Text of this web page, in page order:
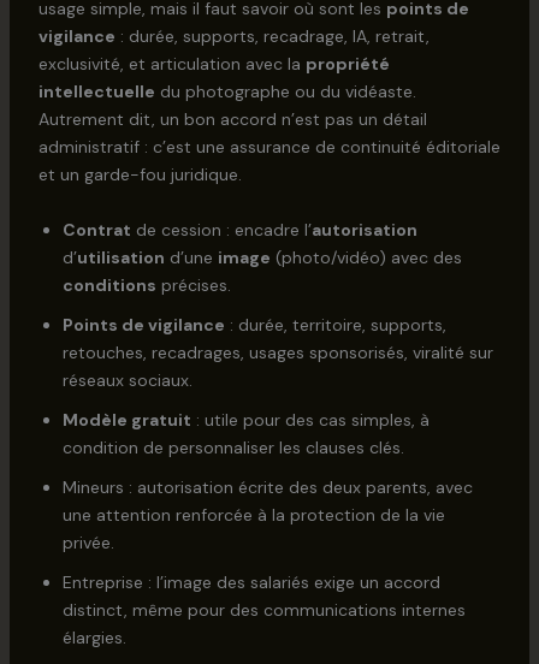
usage simple, mais il faut savoir où sont les points de
vigilance : durée, supports, recadrage, IA, retrait,
exclusivité, et articulation avec la propriété
intellectuelle du photographe ou du vidéaste.
Autrement dit, un bon accord n’est pas un détail
administratif : c’est une assurance de continuité éditoriale
et un garde-fou juridique.
Contrat de cession : encadre l’autorisation
d’utilisation d’une image (photo/vidéo) avec des
conditions précises.
Points de vigilance : durée, territoire, supports,
retouches, recadrages, usages sponsorisés, viralité sur
réseaux sociaux.
Modèle gratuit : utile pour des cas simples, à
condition de personnaliser les clauses clés.
Mineurs : autorisation écrite des deux parents, avec
une attention renforcée à la protection de la vie
privée.
Entreprise : l’image des salariés exige un accord
distinct, même pour des communications internes
élargies.